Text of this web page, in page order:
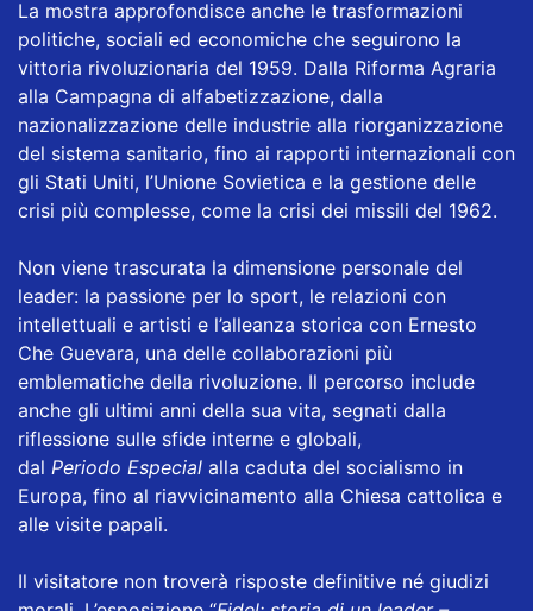
La mostra approfondisce anche le trasformazioni
politiche, sociali ed economiche che seguirono la
vittoria rivoluzionaria del 1959. Dalla Riforma Agraria
alla Campagna di alfabetizzazione, dalla
nazionalizzazione delle industrie alla riorganizzazione
del sistema sanitario, fino ai rapporti internazionali con
gli Stati Uniti, l’Unione Sovietica e la gestione delle
crisi più complesse, come la crisi dei missili del 1962.
Non viene trascurata la dimensione personale del
leader: la passione per lo sport, le relazioni con
intellettuali e artisti e l’alleanza storica con Ernesto
Che Guevara, una delle collaborazioni più
emblematiche della rivoluzione. Il percorso include
anche gli ultimi anni della sua vita, segnati dalla
riflessione sulle sfide interne e globali,
dal Periodo Especial alla caduta del socialismo in
Europa, fino al riavvicinamento alla Chiesa cattolica e
alle visite papali.
Il visitatore non troverà risposte definitive né giudizi